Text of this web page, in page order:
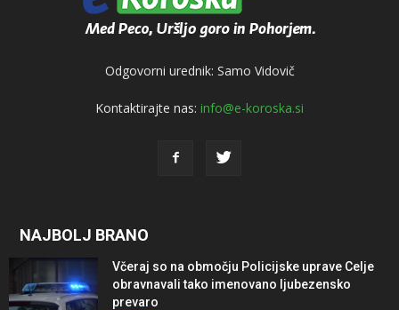
Odgovorni urednik: Samo Vidovič
Kontaktirajte nas: info@e-koroska.si
NAJBOLJ BRANO
Včeraj so na območju Policijske uprave Celje
obravnavali tako imenovano ljubezensko
prevaro